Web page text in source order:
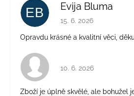
EB Evija Bluma
Hodnocení obchodu je
15. 6. 2026
Opravdu krásné a kvalitní věci,
Hodnocení obchodu je
10. 6. 2026
Zboží je úplně skvělé, ale bohužel